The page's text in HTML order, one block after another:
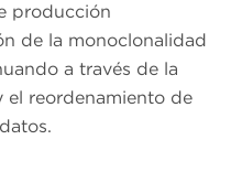
producción
de la monoclonalidad
a través de la
el reordenamiento de